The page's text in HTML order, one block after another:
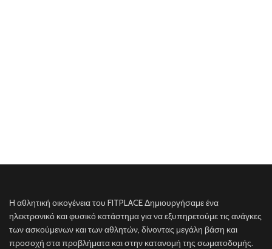
Η αθλητική οικογένεια του FITPLACE Δημιουργήσαμε ένα
ηλεκτρονικό και φυσικό κατάστημα για να εξυπηρετούμε τις ανάγκες
των ασκούμενων και των αθλητών, δίνοντας μεγάλη βάση και
προσοχή στα προβλήματα και στην κατανομή της σωματοδομής.